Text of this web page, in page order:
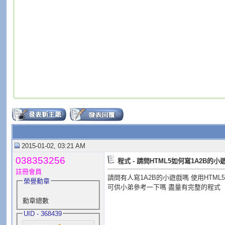
2015-01-02, 03:21 AM
038353256
註冊會員
榮譽勳章
勳章總數
UID - 368439
程式 - 請問HTML5如何寫1A2B的小
請問有人寫1A2B的小遊戲嗎 使用
可供小弟參考一下嗎 盡量有完整的程式